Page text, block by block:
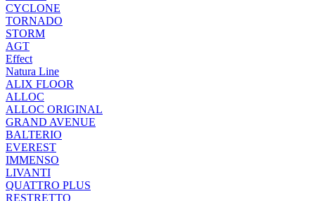
CYCLONE
TORNADO
STORM
AGT
Effect
Natura Line
ALIX FLOOR
ALLOC
ALLOC ORIGINAL
GRAND AVENUE
BALTERIO
EVEREST
IMMENSO
LIVANTI
QUATTRO PLUS
RESTRETTO